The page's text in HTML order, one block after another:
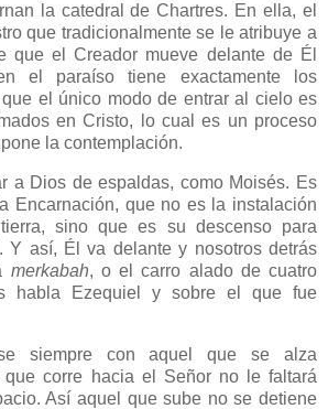
la catedral de Chartres. En ella, el
que tradicionalmente se le atribuye a
que el Creador mueve delante de Él
el paraíso tiene exactamente los
el único modo de entrar al cielo es
en Cristo, lo cual es un proceso
la contemplación.
a Dios de espaldas, como Moisés. Es
Encarnación, que no es la instalación
sino que es su descenso para
Y así, Él va delante y nosotros detrás
merkabah, o el carro alado de cuatro
habla Ezequiel y sobre el que fue
siempre con aquel que se alza
que corre hacia el Señor no le faltará
Así aquel que sube no se detiene